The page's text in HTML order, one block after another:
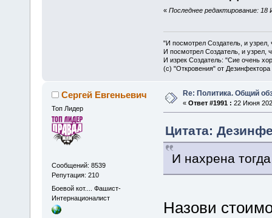
« Последнее редактирование:
"И посмотрел Создатель, и
И посмотрел Создатель, и узрел,
И изрек Создатель: "Сие очень
(с) "Откровения" от Дезинфектора
Сергей Евгеньевич
Топ Лидер
Сообщений: 8539
Репутация: 210
Боевой кот.... Фашист-
Интернационалист
Re: Политика. Общий
« Ответ #1991 : 22 Июня
Цитата:
И нахрена
Назови